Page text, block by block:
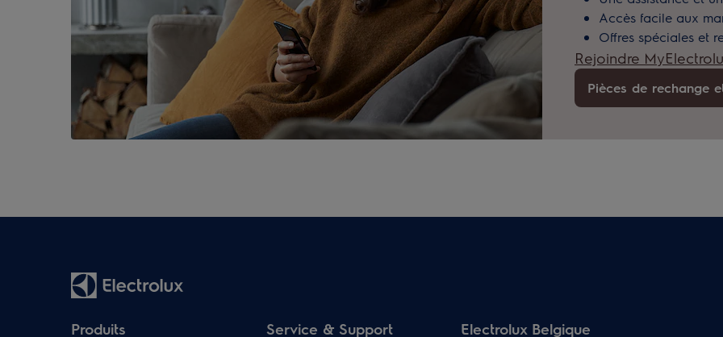
Accès facile aux
Offres spéciales et
Rejoindre
Pièces de rechange
Produits Service & Support Electrolux Belgique